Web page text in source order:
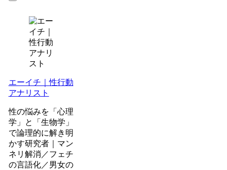
エーイチ｜性行動
アナリスト
性の悩みを「心理
学」と「生物学」
で論理的に解き明
かす研究者｜マン
ネリ解消／フェチ
の言語化／男女の